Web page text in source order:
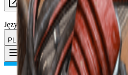
Zasoby
Język
PL Polski
Toggle Menu Przedmiot